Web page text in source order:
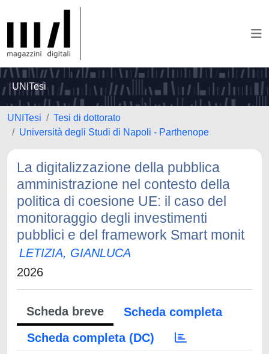
UNITesi
UNITesi
Tesi di dottorato
Università degli Studi di Napoli - Parthenope
La digitalizzazione della pubblica
amministrazione nel contesto della
politica di coesione UE: il caso del
monitoraggio degli investimenti
pubblici e del framework Smart monit
LETIZIA, GIANLUCA
2026
Scheda breve
Scheda completa
Scheda completa (DC)